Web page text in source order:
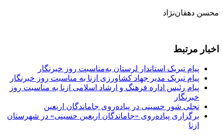
محسن دهقان‌نژاد
اخبار مرتبط
پیام تبریک استاندار لرستان به‌مناسبت روز خبرنگار
پیام تبریک مدیر جهاد کشاورزی ازنا به مناسبت روز خبرنگار
پیام رئیس اداره فرهنگ و ارشاد اسلامی ازنا به مناسبت روز
خبرنگار
تجلی شور حسینی در پیاده‌روی جاماندگان اربعین
برگزاری پیاده‌روی «جاماندگان اربعین حسینی» در شهرستان
ازنا